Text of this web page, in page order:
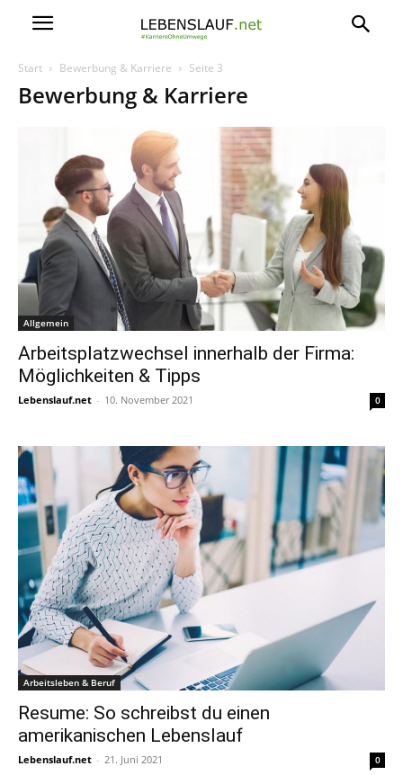
Start Bewerbung & Karriere Seite 3
Bewerbung & Karriere
Allgemein
Arbeitsplatzwechsel innerhalb der Firma:
Möglichkeiten & Tipps
Lebenslauf.net - 10. November 2021 0
Arbeitsleben & Beruf
Resume: So schreibst du einen
amerikanischen Lebenslauf
Lebenslauf.net - 21. Juni 2021 0